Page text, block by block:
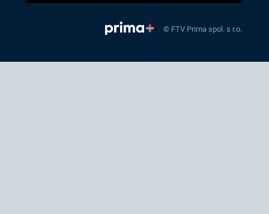
© FTV Prima spol. s r.o.